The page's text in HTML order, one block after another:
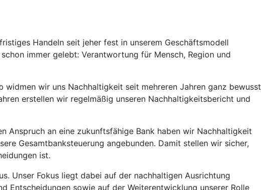
Handeln seit jeher fest in unserem Geschäftsmodell
immer gelebt: Verantwortung für Mensch, Region und
wir uns Nachhaltigkeit seit mehreren Jahren ganz bewusst
erstellen wir regelmäßig unseren Nachhaltigkeitsbericht und
Anspruch an eine zukunftsfähige Bank haben wir Nachhaltigkeit
Gesamtbanksteuerung angebunden. Damit stellen wir sicher,
ist.
Unser Fokus liegt dabei auf der nachhaltigen Ausrichtung
Entscheidungen sowie auf der Weiterentwicklung unserer Rolle